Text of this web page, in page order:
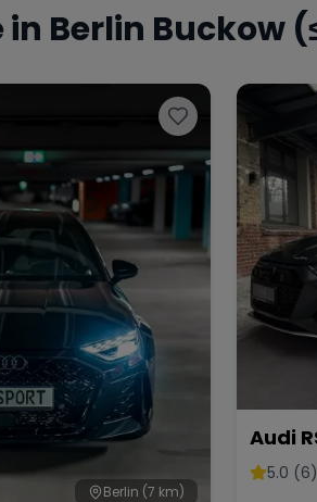
in Berlin Buckow
Berlin (7 km)
Audi
5.0 (6)